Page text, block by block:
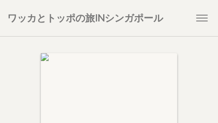
ワッカとトッポの旅INシンガポール